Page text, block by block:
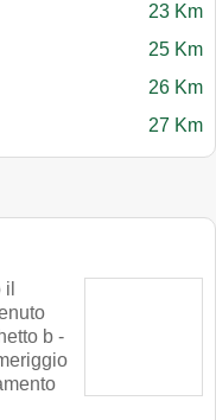
23 Km
25 Km
26 Km
27 Km
b -